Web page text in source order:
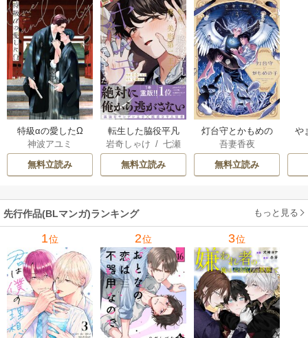
特級αの愛したΩ
神波アユミ
無料立読み
転生した脇役平凡
な僕は、美形第二
王子をヤンデレに
してしまった【シ
岩奇しゃけ /七瀬
おむ
無料立読み
灯台守とかもめの
子
吾妻香夜
無料立読み
や
先行作品(BLマンガ)ランキング もっと見る
1位 2位 3位